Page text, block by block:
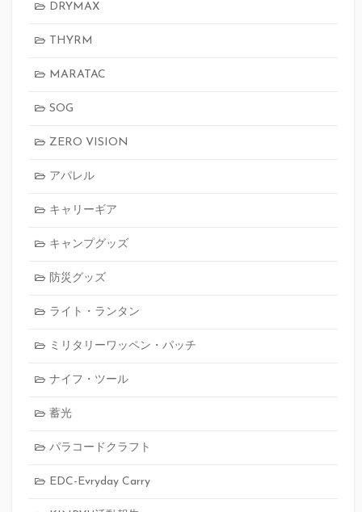
DRYMAX
THYRM
MARATAC
SOG
ZERO VISION
アパレル
キャリーギア
キャンプグッズ
防災グッズ
ライト・ランタン
ミリタリーワッペン・パッチ
ナイフ・ツール
蓄光
パラコードクラフト
EDC-Evryday Carry